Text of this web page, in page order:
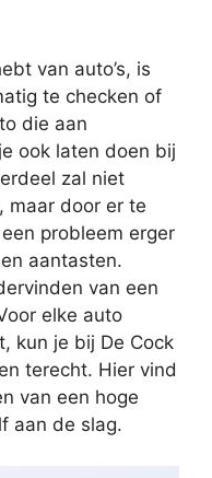
van auto’s, is
te checken of
die aan
ook laten doen bij
zal niet
maar door er te
probleem erger
aantasten.
van een
elke auto
kun je bij De Cock
terecht. Hier vind
van een hoge
aan de slag.